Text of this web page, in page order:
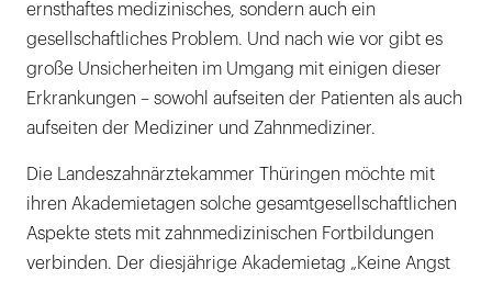
ernsthaftes medizinisches, sondern auch ein
gesellschaftliches Problem. Und nach wie vor gibt es
große Unsicherheiten im Umgang mit einigen dieser
Erkrankungen – sowohl aufseiten der Patienten als auch
aufseiten der Mediziner und Zahnmediziner.
Die Landeszahnärztekammer Thüringen möchte mit
ihren Akademietagen solche gesamtgesellschaftlichen
Aspekte stets mit zahnmedizinischen Fortbildungen
verbinden. Der diesjährige Akademietag „Keine Angst